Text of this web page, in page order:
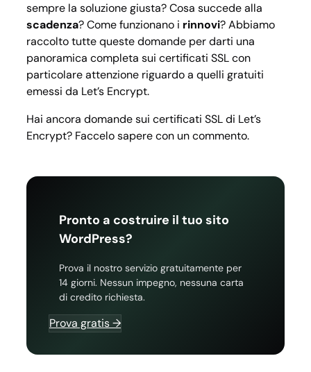
sempre la soluzione giusta? Cosa succede alla
scadenza? Come funzionano i rinnovi? Abbiamo
raccolto tutte queste domande per darti una
panoramica completa sui certificati SSL con
particolare attenzione riguardo a quelli gratuiti
emessi da Let’s Encrypt.
Hai ancora domande sui certificati SSL di Let’s
Encrypt? Faccelo sapere con un commento.
Pronto a costruire il tuo sito
WordPress?
Prova il nostro servizio gratuitamente per
14 giorni. Nessun impegno, nessuna carta
di credito richiesta.
Prova gratis →